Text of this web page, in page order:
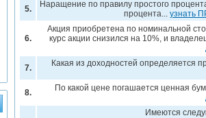
5.
Наращение по правилу простого
процента... узнать
6.
Акция приобретена по номинальной
курс акции снизился на 10%, и
7. Какая из доходностей определяется
8. По какой цене погашается ценная
Имеются